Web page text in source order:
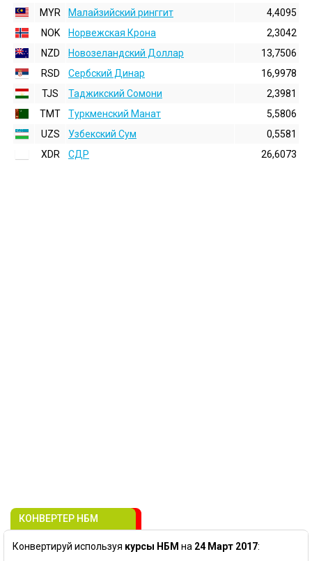
MYR
Малайзийский ринггит
4,4095
NOK
Норвежская Крона
2,3042
NZD
Новозеландский Доллар
13,7506
RSD
Сербский Динар
16,9978
TJS
Таджикский Сомони
2,3981
TMT
Туркменский Манат
5,5806
UZS
Узбекский Сум
0,5581
XDR
СДР 26,6073
КОНВЕРТЕР НБМ
Конвертируй используя курсы НБМ на 24 Март 2017: